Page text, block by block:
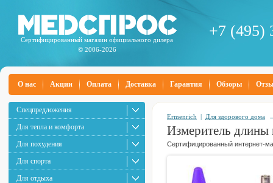
Сертифицированный магазин официального дилера
© 2006-2026
+7 (495)
О нас Акции Оплата Доставка Гарантия Обзоры
Спецпредложения
Для тепла и комфорта
Для похудения
Для спорта
Для отдыха
Ermenrich | Для здорового дома
Измеритель длины
Сертифицированный интернет-